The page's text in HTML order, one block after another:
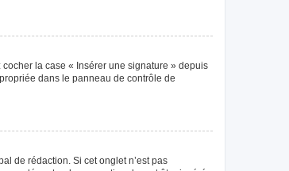
la case « Insérer une signature » depuis
dans le panneau de contrôle de
de rédaction. Si cet onglet n’est pas